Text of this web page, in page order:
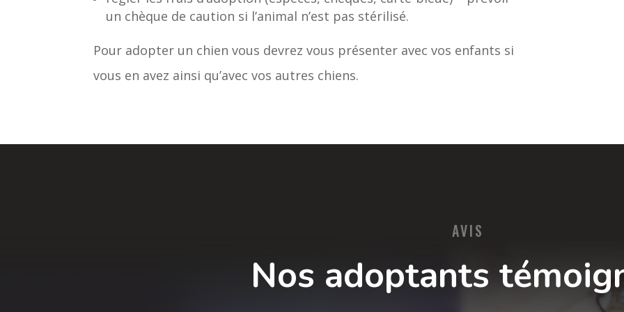
un chèque de caution si l’animal n’est pas stérilisé.
Pour adopter un chien vous devrez vous présenter avec vos enfants si
vous en avez ainsi qu’avec vos autres chiens.
AVIS
Nos adoptants